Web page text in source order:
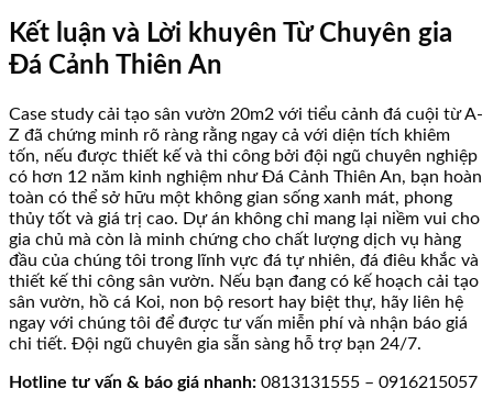
Kết luận và Lời khuyên Từ Chuyên gia
Đá Cảnh Thiên An
Case study cải tạo sân vườn 20m2 với tiểu cảnh đá cuội từ A-
Z đã chứng minh rõ ràng rằng ngay cả với diện tích khiêm
tốn, nếu được thiết kế và thi công bởi đội ngũ chuyên nghiệp
có hơn 12 năm kinh nghiệm như Đá Cảnh Thiên An, bạn hoàn
toàn có thể sở hữu một không gian sống xanh mát, phong
thủy tốt và giá trị cao. Dự án không chỉ mang lại niềm vui cho
gia chủ mà còn là minh chứng cho chất lượng dịch vụ hàng
đầu của chúng tôi trong lĩnh vực đá tự nhiên, đá điêu khắc và
thiết kế thi công sân vườn. Nếu bạn đang có kế hoạch cải tạo
sân vườn, hồ cá Koi, non bộ resort hay biệt thự, hãy liên hệ
ngay với chúng tôi để được tư vấn miễn phí và nhận báo giá
chi tiết. Đội ngũ chuyên gia sẵn sàng hỗ trợ bạn 24/7.
Hotline tư vấn & báo giá nhanh: 0813131555 – 0916215057